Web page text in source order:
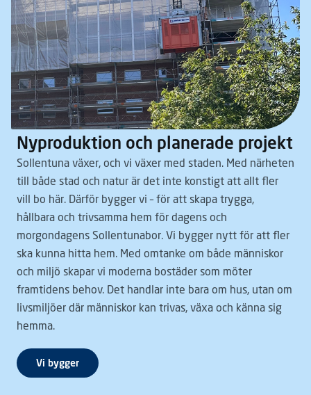
Nyproduktion och planerade projekt
Sollentuna växer, och vi växer med staden. Med närheten
till både stad och natur är det inte konstigt att allt fler
vill bo här. Därför bygger vi – för att skapa trygga,
hållbara och trivsamma hem för dagens och
morgondagens Sollentunabor. Vi bygger nytt för att fler
ska kunna hitta hem. Med omtanke om både människor
och miljö skapar vi moderna bostäder som möter
framtidens behov. Det handlar inte bara om hus, utan om
livsmiljöer där människor kan trivas, växa och känna sig
hemma.
Vi bygger